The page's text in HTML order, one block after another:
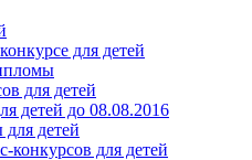
для детей
для детей
детей до 08.08.2016
детей
конкурсов для детей